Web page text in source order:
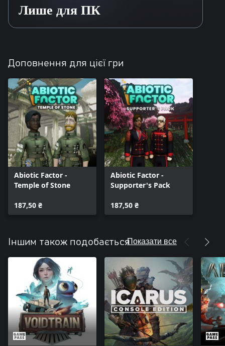
Лише для ПК
Доповнення для цієї гри
Abiotic Factor -
Temple of Stone
187,50 ₴
Abiotic Factor -
Supporter's Pack
187,50 ₴
Іншим також подобаєтьсяПоказати все